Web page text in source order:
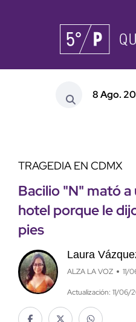
8 Ago.
TRAGEDIA EN CDMX
Bacilio "N" mató a
hotel porque le
pies
Laura
ALZA LA VOZ 11/
Actualización: 11/06/